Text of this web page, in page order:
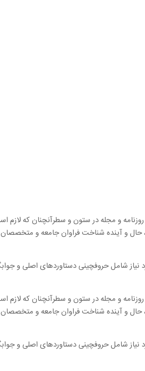
و مجله در ستون و سطرآنچنان که لازم
و آینده شناخت فراوان جامعه و متخصصان
شامل حروفچینی دستاوردهای اصلی و
و مجله در ستون و سطرآنچنان که لازم
و آینده شناخت فراوان جامعه و متخصصان
شامل حروفچینی دستاوردهای اصلی و